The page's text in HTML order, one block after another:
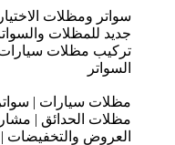
سواتر ومظلات
تركيب مظلات سيارات
السواتر
مظلات سيارات | سواتر
مظلات الحدائق |
العروض والتخفيضات